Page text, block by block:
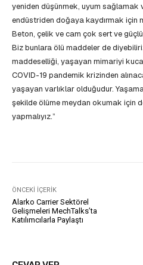
yeniden düşünmek, uyum sağlamak
endüstriden doğaya kaydırmak için
Beton, çelik ve cam çok sert ve
Biz bunlara ölü maddeler de
maddeselliği, yaşayan mimariyi
COVID-19 pandemik krizinden
yaşayan varlıklar olduğudur.
şekilde ölüme meydan okumak için
yapmalıyız.”
ÖNCEKI İÇERIK
Alarko Carrier Sektörel
Gelişmeleri MechTalks’ta
Katılımcılarla Paylaştı